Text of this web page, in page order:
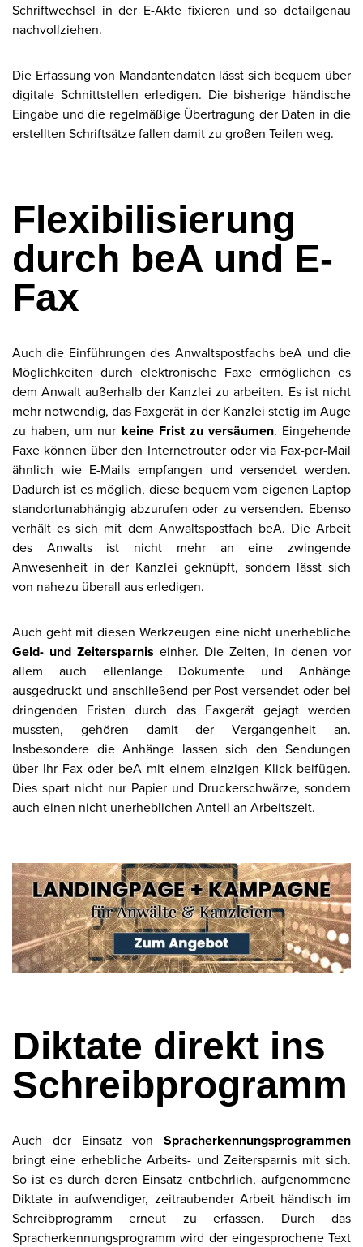
Schriftwechsel in der E-Akte fixieren und so detailgenau
nachvollziehen.
Die Erfassung von Mandantendaten lässt sich bequem über
digitale Schnittstellen erledigen. Die bisherige händische
Eingabe und die regelmäßige Übertragung der Daten in die
erstellten Schriftsätze fallen damit zu großen Teilen weg.
Flexibilisierung
durch beA und E-
Fax
Auch die Einführungen des Anwaltspostfachs beA und die
Möglichkeiten durch elektronische Faxe ermöglichen es
dem Anwalt außerhalb der Kanzlei zu arbeiten. Es ist nicht
mehr notwendig, das Faxgerät in der Kanzlei stetig im Auge
zu haben, um nur keine Frist zu versäumen. Eingehende
Faxe können über den Internetrouter oder via Fax-per-Mail
ähnlich wie E-Mails empfangen und versendet werden.
Dadurch ist es möglich, diese bequem vom eigenen Laptop
standortunabhängig abzurufen oder zu versenden. Ebenso
verhält es sich mit dem Anwaltspostfach beA. Die Arbeit
des Anwalts ist nicht mehr an eine zwingende
Anwesenheit in der Kanzlei geknüpft, sondern lässt sich
von nahezu überall aus erledigen.
Auch geht mit diesen Werkzeugen eine nicht unerhebliche
Geld- und Zeitersparnis einher. Die Zeiten, in denen vor
allem auch ellenlange Dokumente und Anhänge
ausgedruckt und anschließend per Post versendet oder bei
dringenden Fristen durch das Faxgerät gejagt werden
mussten, gehören damit der Vergangenheit an.
Insbesondere die Anhänge lassen sich den Sendungen
über Ihr Fax oder beA mit einem einzigen Klick beifügen.
Dies spart nicht nur Papier und Druckerschwärze, sondern
auch einen nicht unerheblichen Anteil an Arbeitszeit.
Diktate direkt ins
Schreibprogramm
Auch der Einsatz von Spracherkennungsprogrammen
bringt eine erhebliche Arbeits- und Zeitersparnis mit sich.
So ist es durch deren Einsatz entbehrlich, aufgenommene
Diktate in aufwendiger, zeitraubender Arbeit händisch im
Schreibprogramm erneut zu erfassen. Durch das
Spracherkennungsprogramm wird der eingesprochene Text